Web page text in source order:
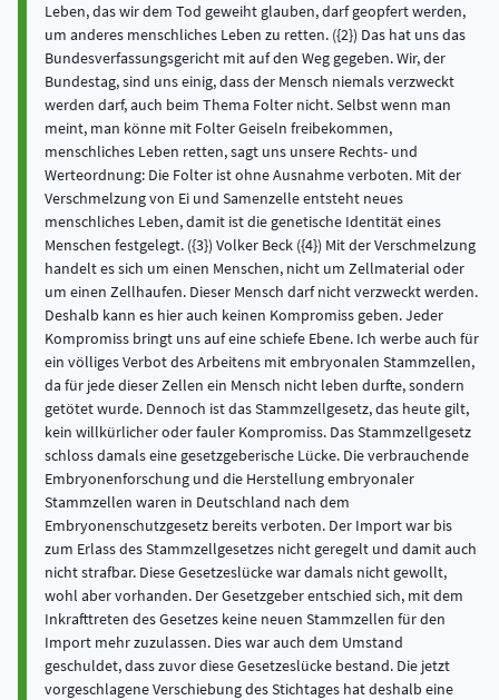
Leben, das wir dem Tod geweiht glauben, darf geopfert werden,
um anderes menschliches Leben zu retten. ({2}) Das hat uns das
Bundesverfassungsgericht mit auf den Weg gegeben. Wir, der
Bundestag, sind uns einig, dass der Mensch niemals verzweckt
werden darf, auch beim Thema Folter nicht. Selbst wenn man
meint, man könne mit Folter Geiseln freibekommen,
menschliches Leben retten, sagt uns unsere Rechts- und
Werteordnung: Die Folter ist ohne Ausnahme verboten. Mit der
Verschmelzung von Ei und Samenzelle entsteht neues
menschliches Leben, damit ist die genetische Identität eines
Menschen festgelegt. ({3}) Volker Beck ({4}) Mit der Verschmelzung
handelt es sich um einen Menschen, nicht um Zellmaterial oder
um einen Zellhaufen. Dieser Mensch darf nicht verzweckt werden.
Deshalb kann es hier auch keinen Kompromiss geben. Jeder
Kompromiss bringt uns auf eine schiefe Ebene. Ich werbe auch für
ein völliges Verbot des Arbeitens mit embryonalen Stammzellen,
da für jede dieser Zellen ein Mensch nicht leben durfte, sondern
getötet wurde. Dennoch ist das Stammzellgesetz, das heute gilt,
kein willkürlicher oder fauler Kompromiss. Das Stammzellgesetz
schloss damals eine gesetzgeberische Lücke. Die verbrauchende
Embryonenforschung und die Herstellung embryonaler
Stammzellen waren in Deutschland nach dem
Embryonenschutzgesetz bereits verboten. Der Import war bis
zum Erlass des Stammzellgesetzes nicht geregelt und damit auch
nicht strafbar. Diese Gesetzeslücke war damals nicht gewollt,
wohl aber vorhanden. Der Gesetzgeber entschied sich, mit dem
Inkrafttreten des Gesetzes keine neuen Stammzellen für den
Import mehr zuzulassen. Dies war auch dem Umstand
geschuldet, dass zuvor diese Gesetzeslücke bestand. Die jetzt
vorgeschlagene Verschiebung des Stichtages hat deshalb eine